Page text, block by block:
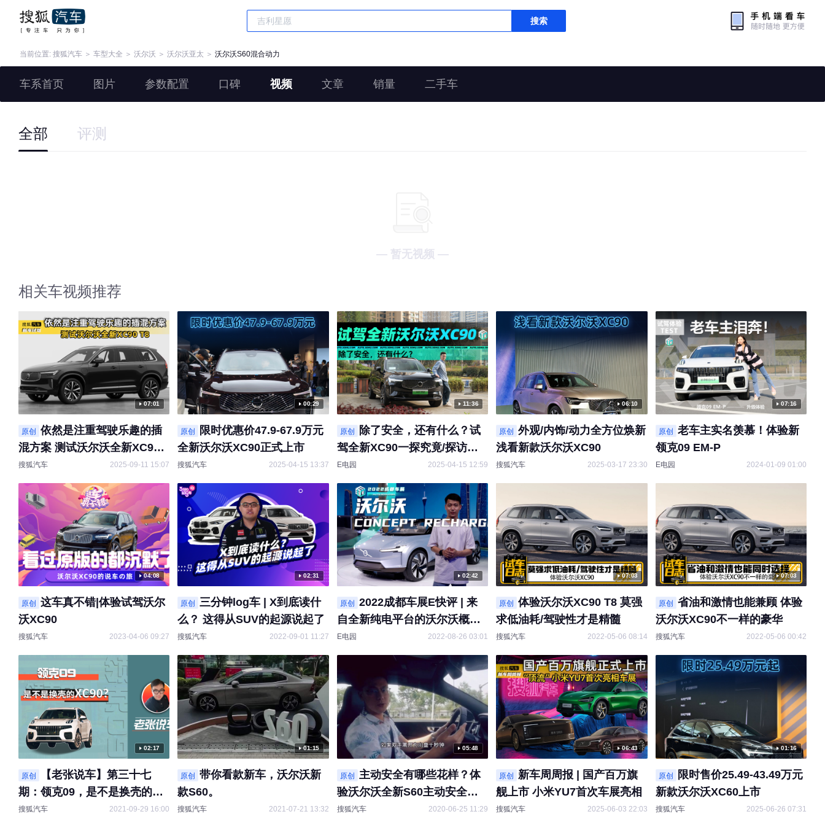
搜索
当前位置: 搜狐汽车 ＞ 车型大全 ＞ 沃尔沃 ＞ 沃尔沃亚太 ＞ 沃尔沃S60混合动力
车系首页 图片 参数配置 口碑 视频 文章 销量 二手车
全部 评测
— 暂无视频 —
相关车视频推荐
07:01
原创
依然是注重驾驶乐趣的插
混方案 测试沃尔沃全新XC90
T8
搜狐汽车 2025-09-11 15:07
00:29
原创
限时优惠价47.9-67.9万元
全新沃尔沃XC90正式上市
搜狐汽车 2025-04-15 13:37
11:36
原创
除了安全，还有什么？试
驾全新XC90一探究竟/探访沃
尔沃品牌中心
E电园 2025-04-15 12:59
06:10
原创
外观/内饰/动力全方位焕新
浅看新款沃尔沃XC90
搜狐汽车 2025-03-17 23:30
07:16
原创
老车主实名羡慕！体验新
领克09 EM-P
E电园 2024-01-09 01:00
04:08
原创
这车真不错|体验试驾沃尔
沃XC90
搜狐汽车 2023-04-06 09:27
02:31
原创
三分钟log车 | X到底读什
么？ 这得从SUV的起源说起了
搜狐汽车 2022-09-01 11:27
02:42
原创
2022成都车展E快评 | 来
自全新纯电平台的沃尔沃概念
车 CONCEPT RECHARGE
E电园 2022-08-26 03:01
07:03
原创
体验沃尔沃XC90 T8 莫强
求低油耗/驾驶性才是精髓
搜狐汽车 2022-05-06 08:14
07:03
原创
省油和激情也能兼顾 体验
沃尔沃XC90不一样的豪华
搜狐汽车 2022-05-06 00:42
02:17
原创
【老张说车】第三十七
期：领克09，是不是换壳的
XC90？
搜狐汽车 2021-09-29 16:00
01:15
原创
带你看款新车，沃尔沃新
款S60。
搜狐汽车 2021-07-21 13:32
05:48
原创
主动安全有哪些花样？体
验沃尔沃全新S60主动安全系
统
搜狐汽车 2020-06-25 11:29
06:43
原创
新车周周报 | 国产百万旗
舰上市 小米YU7首次车展亮相
搜狐汽车 2025-06-03 22:03
01:16
原创
限时售价25.49-43.49万元
新款沃尔沃XC60上市
搜狐汽车 2025-06-26 07:31